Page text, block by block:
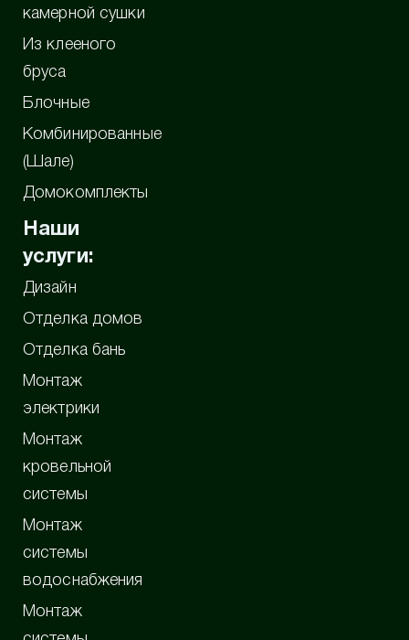
камерной сушки
Из клееного
бруса
Блочные
Комбинированные
(Шале)
Домокомплекты
Наши
услуги:
Дизайн
Отделка домов
Отделка бань
Монтаж
электрики
Монтаж
кровельной
системы
Монтаж
системы
водоснабжения
Монтаж